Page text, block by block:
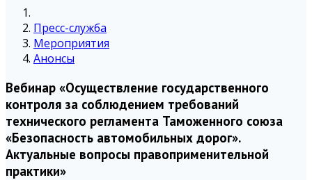
Пресс-служба
Мероприятия
Анонсы
Вебинар «Осуществление государственного
контроля за соблюдением требований
технического регламента Таможенного союза
«Безопасность автомобильных дорог».
Актуальные вопросы правоприменительной
практики»